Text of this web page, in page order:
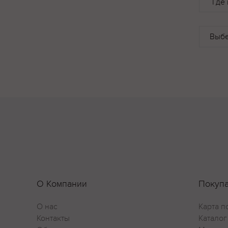
О Компании
О нас
Контакты
Карта
Каталог